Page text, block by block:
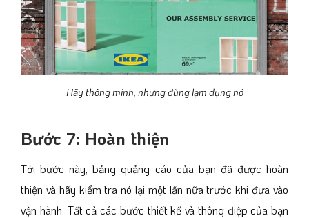
Hãy thông minh, nhưng đừng lạm dụng nó
Bước 7: Hoàn thiện
Tới bước này, bảng quảng cáo của bạn đã được hoàn
thiện và hãy kiểm tra nó lại một lần nữa trước khi đưa vào
vận hành. Tất cả các bước thiết kế và thông điệp của bạn